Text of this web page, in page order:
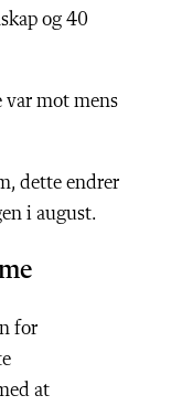
og 40
var mot mens
dette endrer
i august.
for
at